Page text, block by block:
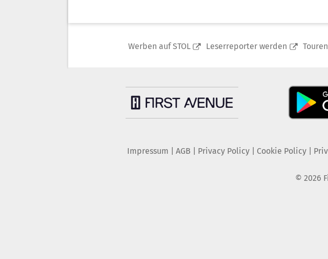
Werben auf STOL Leserreporter werden
Impressum AGB Privacy Policy| Cookie Policy|
© 2026